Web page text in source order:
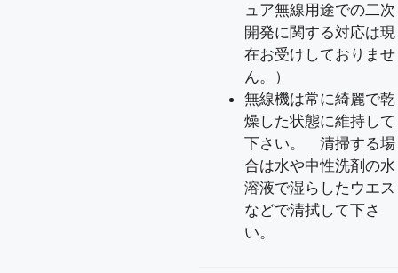
ュア無線用途での二次
開発に関する対応は現
在お受けしておりませ
ん。）
無線機は常に綺麗で乾
燥した状態に維持して
下さい。 清掃する場
合は水や中性洗剤の水
溶液で湿らしたウエス
などで清拭して下さ
い。